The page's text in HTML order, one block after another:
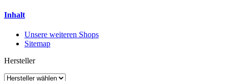
Inhalt
Unsere weiteren Shops
Sitemap
Hersteller